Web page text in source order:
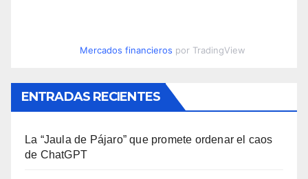
Mercados financieros por TradingView
ENTRADAS RECIENTES
La “Jaula de Pájaro” que promete ordenar el caos
de ChatGPT